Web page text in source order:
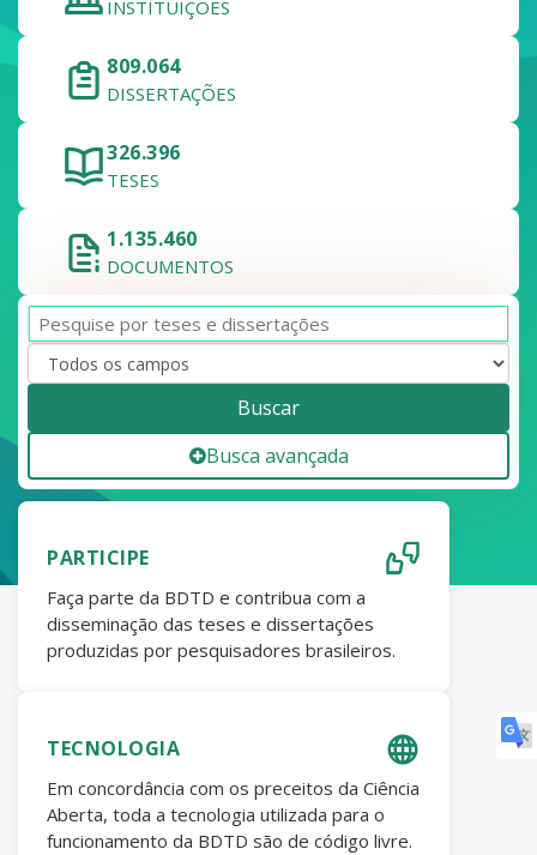
INSTITUIÇÕES
809.064
DISSERTAÇÕES
326.396
TESES
1.135.460
DOCUMENTOS
Buscar
Busca avançada
PARTICIPE
Faça parte da BDTD e contribua com a
disseminação das teses e dissertações
produzidas por pesquisadores brasileiros.
TECNOLOGIA
Em concordância com os preceitos da Ciência
Aberta, toda a tecnologia utilizada para o
funcionamento da BDTD são de código livre.